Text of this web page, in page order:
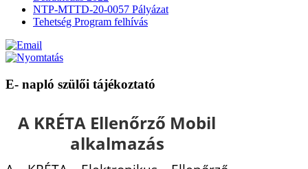
NTP-MTTD-20-0057 Pályázat
Tehetség Program felhívás
E- napló szülői tájékoztató
A KRÉTA Ellenőrző Mobil
alkalmazás